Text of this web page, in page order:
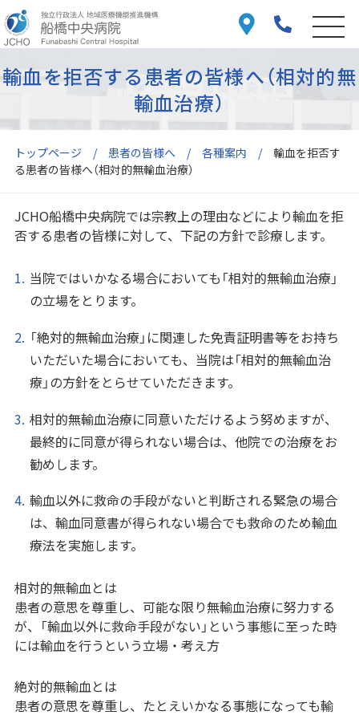
トップページ 患者の皆様へ 各種案内
輸血を拒否す
る患者の皆様へ（相対的無輸血治療）
輸血を拒否する患者の皆様へ（相対的無
輸血治療）
JCHO船橋中央病院では宗教上の理由などにより輸血を拒
否する患者の皆様に対して、下記の方針で診療します。
当院ではいかなる場合においても「相対的無輸血治療」
の立場をとります。
「絶対的無輸血治療」に関連した免責証明書等をお持ち
いただいた場合においても、当院は「相対的無輸血治
療」の方針をとらせていただきます。
相対的無輸血治療に同意いただけるよう努めますが、
最終的に同意が得られない場合は、他院での治療をお
勧めします。
輸血以外に救命の手段がないと判断される緊急の場合
は、輸血同意書が得られない場合でも救命のため輸血
療法を実施します。
相対的無輸血とは
患者の意思を尊重し、可能な限り無輸血治療に努力する
が、「輸血以外に救命手段がない」という事態に至った時
には輸血を行うという立場・考え方
絶対的無輸血とは
患者の意思を尊重し、たとえいかなる事態になっても輸